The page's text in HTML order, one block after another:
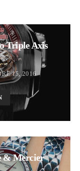
Triple Axis
15, 2016
& Mercier